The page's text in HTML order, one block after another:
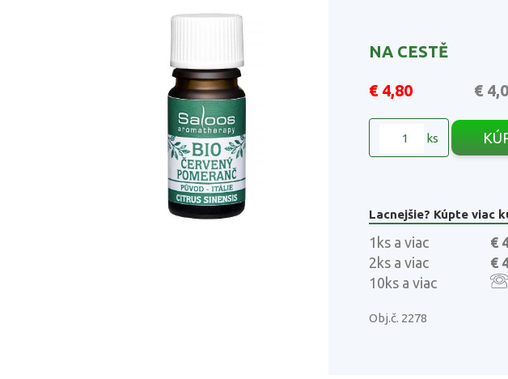
NA CESTĚ
€ 4,80 €
ks
Lacnejšie? Kúpte viac
1ks a viac €
2ks a viac
€
10ks a viac
Obj.č. 2278